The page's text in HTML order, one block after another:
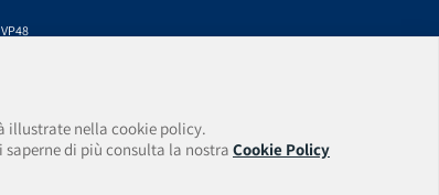
illustrate nella cookie policy.
di più consulta la nostra Cookie Policy